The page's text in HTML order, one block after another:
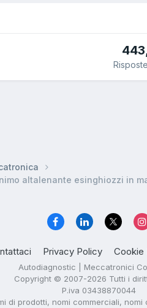
altalenante esinghiozzi in
Privacy Policy Cookie
Autodiagnostic | Meccatronici
Copyright © 2007-2026 Tutti i
P.iva 03438870044
di prodotti, nomi commerciali,